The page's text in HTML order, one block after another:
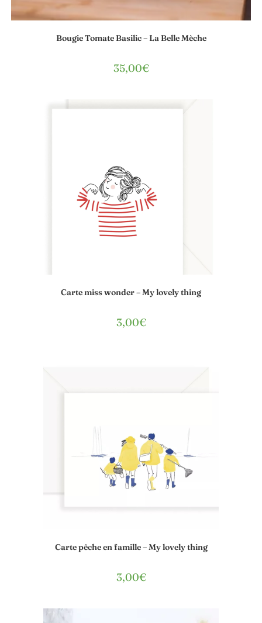
Bougie Tomate Basilic – La Belle Mèche
35,00€
Carte miss wonder – My lovely thing
3,00€
Carte pêche en famille – My lovely thing
3,00€